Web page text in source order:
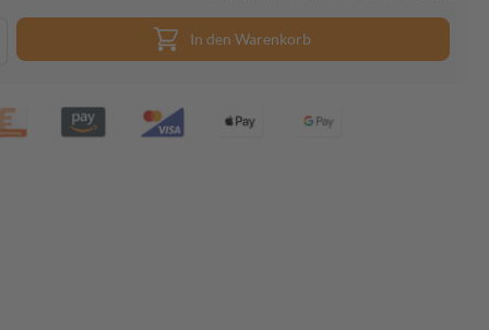
In den Warenkorb